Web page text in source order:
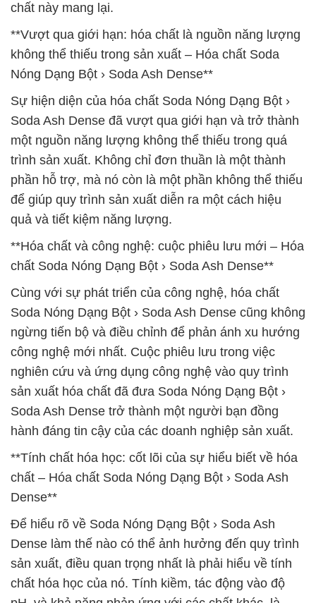
chất này mang lại.
**Vượt qua giới hạn: hóa chất là nguồn năng lượng
không thể thiếu trong sản xuất – Hóa chất Soda
Nóng Dạng Bột › Soda Ash Dense**
Sự hiện diện của hóa chất Soda Nóng Dạng Bột ›
Soda Ash Dense đã vượt qua giới hạn và trở thành
một nguồn năng lượng không thể thiếu trong quá
trình sản xuất. Không chỉ đơn thuần là một thành
phần hỗ trợ, mà nó còn là một phần không thể thiếu
để giúp quy trình sản xuất diễn ra một cách hiệu
quả và tiết kiệm năng lượng.
**Hóa chất và công nghệ: cuộc phiêu lưu mới – Hóa
chất Soda Nóng Dạng Bột › Soda Ash Dense**
Cùng với sự phát triển của công nghệ, hóa chất
Soda Nóng Dạng Bột › Soda Ash Dense cũng không
ngừng tiến bộ và điều chỉnh để phản ánh xu hướng
công nghệ mới nhất. Cuộc phiêu lưu trong việc
nghiên cứu và ứng dụng công nghệ vào quy trình
sản xuất hóa chất đã đưa Soda Nóng Dạng Bột ›
Soda Ash Dense trở thành một người bạn đồng
hành đáng tin cậy của các doanh nghiệp sản xuất.
**Tính chất hóa học: cốt lõi của sự hiểu biết về hóa
chất – Hóa chất Soda Nóng Dạng Bột › Soda Ash
Dense**
Để hiểu rõ về Soda Nóng Dạng Bột › Soda Ash
Dense làm thế nào có thể ảnh hưởng đến quy trình
sản xuất, điều quan trọng nhất là phải hiểu về tính
chất hóa học của nó. Tính kiềm, tác động vào độ